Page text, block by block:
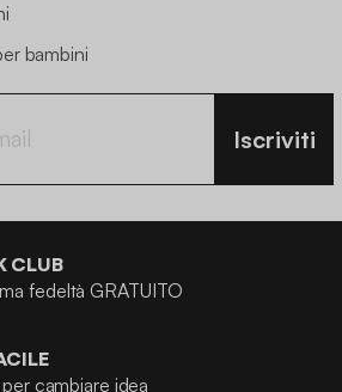
bambini
Iscriviti
CLUB
fedeltà GRATUITO
cambiare idea